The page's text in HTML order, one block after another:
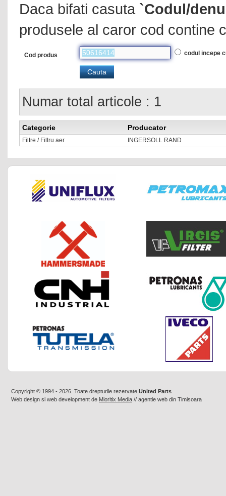
Daca bifati casuta `Codul/
produsele al caror cod contine
Cod produs codul incepe
Numar total articole : 1
Categorie Producator
Filtre / Filtru aer INGERSOLL RAND
Copyright © 1994 - 2026. Toate drepturile rezervate United Parts
Web design si web development de Mioritix Media // agentie web din Timisoara